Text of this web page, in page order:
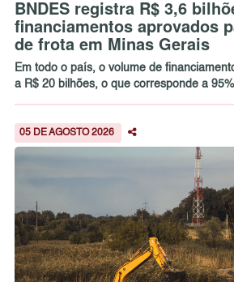
BNDES registra R$ 3,6
financiamentos aprovados
de frota em Minas Gerais
Em todo o país, o volume de
a R$ 20 bilhões, o que corresponde a
05 DE AGOSTO 2026